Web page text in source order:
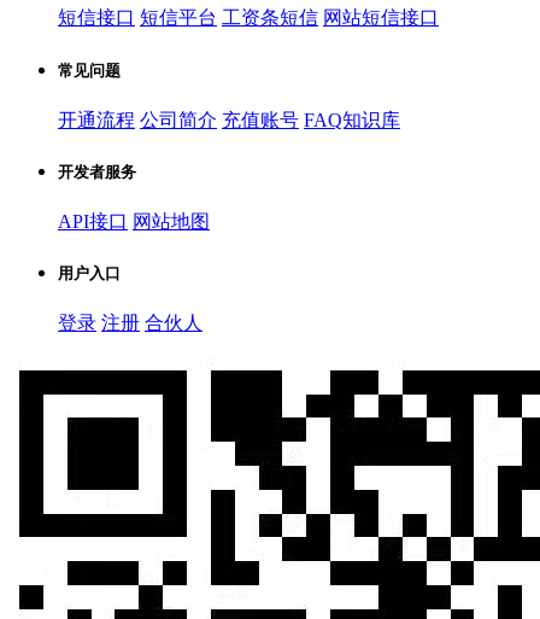
短信接口 短信平台 工资条短信 网站短信接口
常见问题
开通流程 公司简介 充值账号 FAQ知识库
开发者服务
API接口 网站地图
用户入口
登录 注册 合伙人